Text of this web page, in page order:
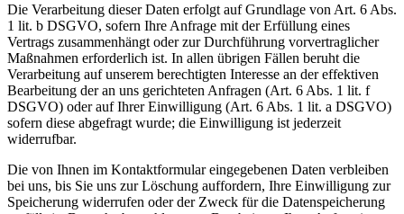
Die Verarbeitung dieser Daten erfolgt auf Grundlage von Art. 6 Abs.
1 lit. b DSGVO, sofern Ihre Anfrage mit der Erfüllung eines
Vertrags zusammenhängt oder zur Durchführung vorvertraglicher
Maßnahmen erforderlich ist. In allen übrigen Fällen beruht die
Verarbeitung auf unserem berechtigten Interesse an der effektiven
Bearbeitung der an uns gerichteten Anfragen (Art. 6 Abs. 1 lit. f
DSGVO) oder auf Ihrer Einwilligung (Art. 6 Abs. 1 lit. a DSGVO)
sofern diese abgefragt wurde; die Einwilligung ist jederzeit
widerrufbar.
Die von Ihnen im Kontaktformular eingegebenen Daten verbleiben
bei uns, bis Sie uns zur Löschung auffordern, Ihre Einwilligung zur
Speicherung widerrufen oder der Zweck für die Datenspeicherung